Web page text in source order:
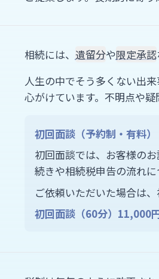
相続には、 遺留分や限定承認
人生の中でそう多くない出
心がけています。不明点や疑
初回面談（予約制・有料）
初回面談では、お客様の
続きや相続税申告の流れに
ご依頼いただいた場合は
初回面談（60分）11,000